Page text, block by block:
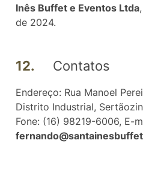
Inês Buffet e Eventos Ltda,
de 2024.
12. Contatos
Endereço: Rua Manoel
Distrito Industrial,
Fone: (16) 98219-6006, E-